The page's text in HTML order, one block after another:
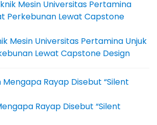
Mesin Universitas Pertamina Unjuk
Lewat Capstone Design
Rayap Disebut “Silent